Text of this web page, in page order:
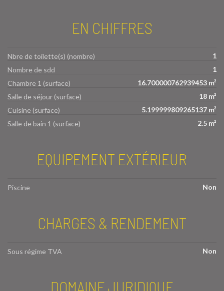
EN CHIFFRES
Nbre de toilette(s) (nombre)
1
Nombre de sdd
1
Chambre 1 (surface)
16.700000762939453 m²
Salle de séjour (surface)
18 m²
Cuisine (surface)
5.199999809265137 m²
Salle de bain 1 (surface)
2.5 m²
EQUIPEMENT EXTÉRIEUR
Piscine Non
CHARGES & RENDEMENT
Sous régime TVA Non
DOMAINE JURIDIQUE